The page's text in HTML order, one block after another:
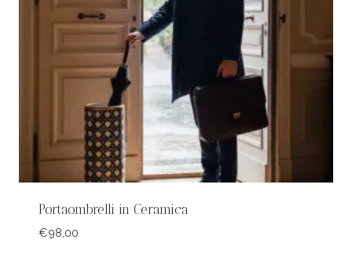
Portaombrelli in Ceramica
€98,00